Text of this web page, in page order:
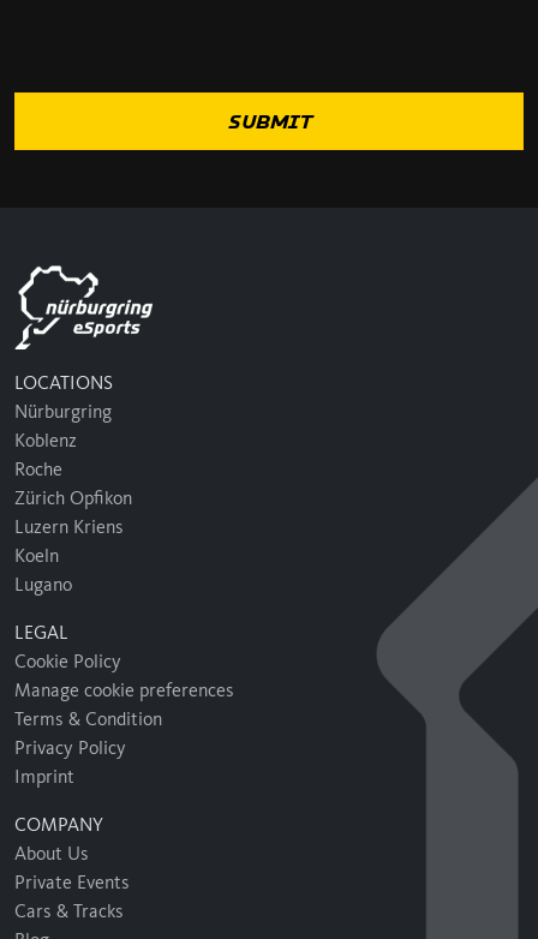
LOCATIONS
Nürburgring
Koblenz
Roche
Zürich Opfikon
Luzern Kriens
Koeln
Lugano
LEGAL
Cookie Policy
Manage cookie preferences
Terms & Condition
Privacy Policy
Imprint
COMPANY
About Us
Private Events
Cars & Tracks